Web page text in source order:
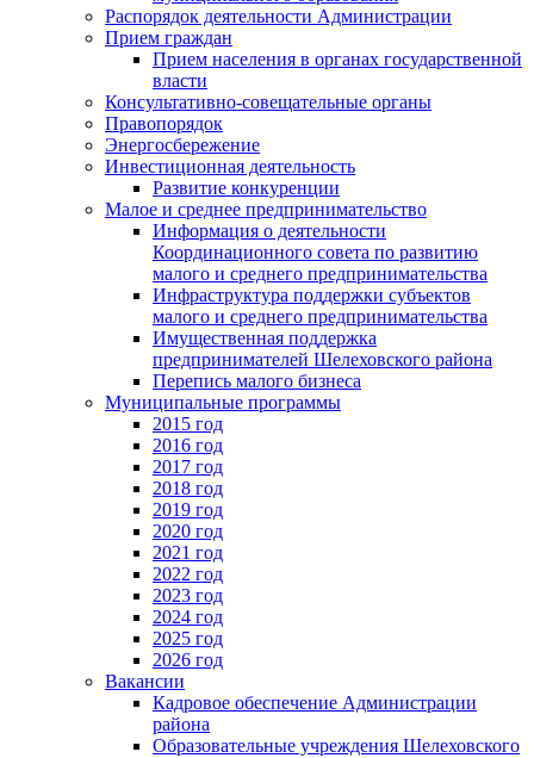
Распорядок деятельности Администрации
Прием граждан
Прием населения в органах государственной
власти
Консультативно-совещательные органы
Правопорядок
Энергосбережение
Инвестиционная деятельность
Развитие конкуренции
Малое и среднее предпринимательство
Информация о деятельности
Координационного совета по развитию
малого и среднего предпринимательства
Инфраструктура поддержки субъектов
малого и среднего предпринимательства
Имущественная поддержка
предпринимателей Шелеховского района
Перепись малого бизнеса
Муниципальные программы
2015 год
2016 год
2017 год
2018 год
2019 год
2020 год
2021 год
2022 год
2023 год
2024 год
2025 год
2026 год
Вакансии
Кадровое обеспечение Администрации
района
Образовательные учреждения Шелеховского